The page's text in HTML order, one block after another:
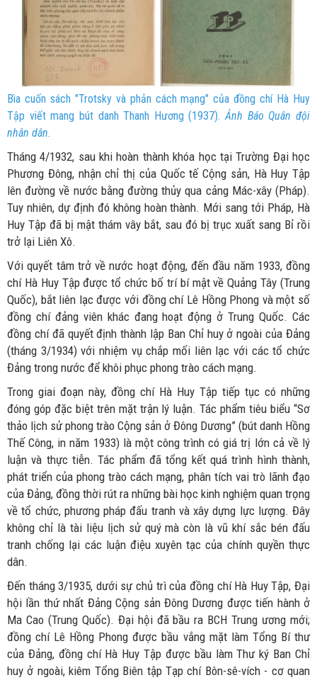
Bìa cuốn sách "Trotsky và phản cách mạng" của đồng chí Hà Huy
Tập viết mang bút danh Thanh Hương (1937).Ảnh Báo Quân đội
nhân dân.
Tháng 4/1932, sau khi hoàn thành khóa học tại Trường Đại học
Phương Đông, nhận chỉ thị của Quốc tế Cộng sản, Hà Huy Tập
lên đường về nước bằng đường thủy qua cảng Mác-xây (Pháp).
Tuy nhiên, dự định đó không hoàn thành. Mới sang tới Pháp, Hà
Huy Tập đã bị mật thám vây bắt, sau đó bị trục xuất sang Bỉ rồi
trở lại Liên Xô.
Với quyết tâm trở về nước hoạt động, đến đầu năm 1933, đồng
chí Hà Huy Tập được tổ chức bố trí bí mật về Quảng Tây (Trung
Quốc), bắt liên lạc được với đồng chí Lê Hồng Phong và một số
đồng chí đảng viên khác đang hoạt động ở Trung Quốc. Các
đồng chí đã quyết định thành lập Ban Chỉ huy ở ngoài của Đảng
(tháng 3/1934) với nhiệm vụ chắp mối liên lạc với các tổ chức
Đảng trong nước để khôi phục phong trào cách mạng.
Trong giai đoạn này, đồng chí Hà Huy Tập tiếp tục có những
đóng góp đặc biệt trên mặt trận lý luận. Tác phẩm tiêu biểu “Sơ
thảo lịch sử phong trào Cộng sản ở Đông Dương” (bút danh Hồng
Thế Công, in năm 1933) là một công trình có giá trị lớn cả về lý
luận và thực tiễn. Tác phẩm đã tổng kết quá trình hình thành,
phát triển của phong trào cách mạng, phân tích vai trò lãnh đạo
của Đảng, đồng thời rút ra những bài học kinh nghiệm quan trọng
về tổ chức, phương pháp đấu tranh và xây dựng lực lượng. Đây
không chỉ là tài liệu lịch sử quý mà còn là vũ khí sắc bén đấu
tranh chống lại các luận điệu xuyên tạc của chính quyền thực
dân.
Đến tháng 3/1935, dưới sự chủ trì của đồng chí Hà Huy Tập, Đại
hội lần thứ nhất Đảng Cộng sản Đông Dương được tiến hành ở
Ma Cao (Trung Quốc). Đại hội đã bầu ra BCH Trung ương mới;
đồng chí Lê Hồng Phong được bầu vắng mặt làm Tổng Bí thư
của Đảng, đồng chí Hà Huy Tập được bầu làm Thư ký Ban Chỉ
huy ở ngoài, kiêm Tổng Biên tập Tạp chí Bôn-sê-vích - cơ quan